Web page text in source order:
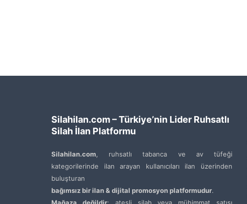
Silahilan.com – Türkiye’nin Lider Ruhsatlı
Silah İlan Platformu
Silahilan.com, ruhsatlı tabanca ve av tüfeği
kategorilerinde ilan arayan kullanıcıları ilan üzerinden
buluşturan
bağımsız bir ilan & dijital promosyon platformudur.
Mağaza değildir; ateşli silah veya mühimmat satışı